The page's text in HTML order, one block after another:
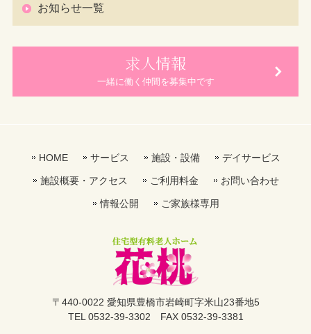
お知らせ一覧
求人情報
一緒に働く仲間を募集中です
HOME サービス 施設・設備 デイサービス
施設概要・アクセス ご利用料金 お問い合わせ
情報公開 ご家族様専用
〒440-0022 愛知県豊橋市岩崎町字米山23番地5
TEL 0532-39-3302 FAX 0532-39-3381